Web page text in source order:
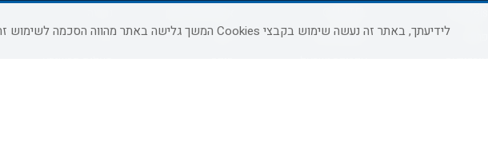
קראון פלאזה
נתניה
עכו
לידיעתך, באתר זה נעשה שימוש בקבצי Cookies המשך גלישה באתר מהווה הסכמה לשימוש זה, למידע נוסף ניתן לעיין